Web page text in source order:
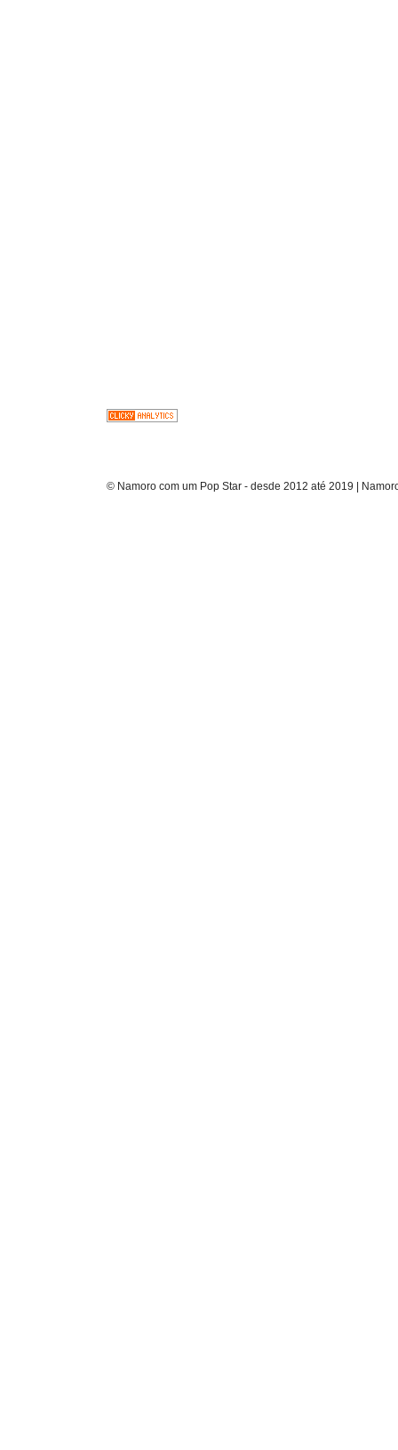
© Namoro com um Pop Star - desde 2012 até 2019 |